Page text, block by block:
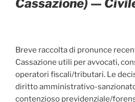
Cassazione) —
Breve raccolta di pronunce
Cassazione utili per avvocati,
operatori fiscali/tributari. Le
diritto amministrativo-
contenzioso previdenziale/